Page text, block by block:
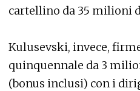
cartellino da 35 milioni
Kulusevski, invece,
quinquennale da 3
(bonus inclusi) con i